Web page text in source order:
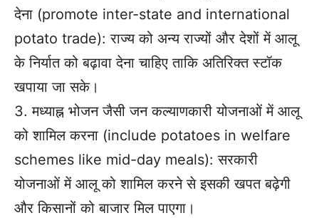
देना (promote inter-state and international
potato trade): राज्य को अन्य राज्यों और देशों में आलू
के निर्यात को बढ़ावा देना चाहिए ताकि अतिरिक्त स्टॉक
खपाया जा सके।
3. मध्याह्न भोजन जैसी जन कल्याणकारी योजनाओं में आलू
को शामिल करना (include potatoes in welfare
schemes like mid-day meals): सरकारी
योजनाओं में आलू को शामिल करने से इसकी खपत बढ़ेगी
और किसानों को बाजार मिल पाएगा।